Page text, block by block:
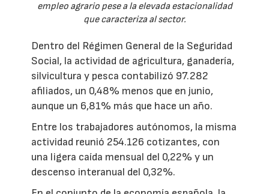
empleo agrario pese a la elevada estacionalidad
que caracteriza al sector.
Dentro del Régimen General de la Seguridad
Social, la actividad de agricultura, ganadería,
silvicultura y pesca contabilizó 97.282
afiliados, un 0,48% menos que en junio,
aunque un 6,81% más que hace un año.
Entre los trabajadores autónomos, la misma
actividad reunió 254.126 cotizantes, con
una ligera caída mensual del 0,22% y un
descenso interanual del 0,32%.